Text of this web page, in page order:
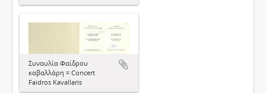
Συναυλία Φαίδρου
καβαλλάρη = Concert
Faidros Kavallaris